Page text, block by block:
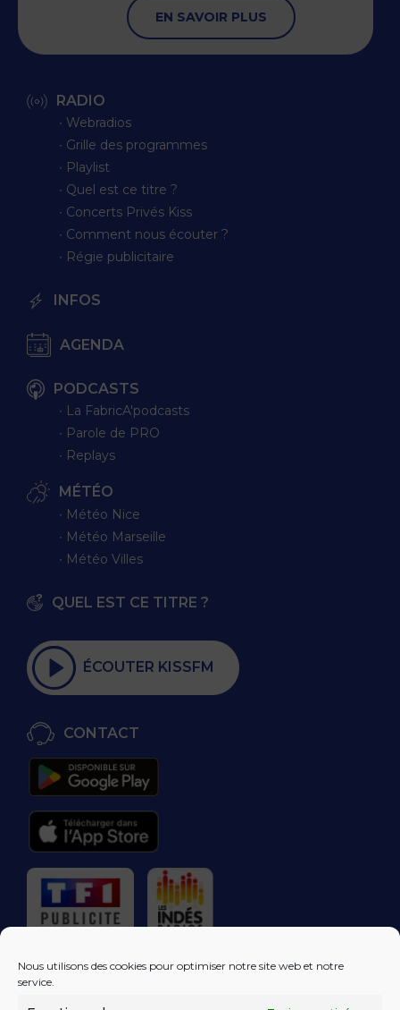
Nous utilisons des cookies pour optimiser notre site web et notre
service.
EN SAVOIR PLUS
RADIO
∙ Webradios
∙ Grille des programmes
∙ Playlist
∙ Quel est ce titre ?
∙ Concerts Privés Kiss
∙ Comment nous écouter ?
∙ Régie publicitaire
INFOS
AGENDA
PODCASTS
∙ La FabricA'podcasts
∙ Parole de PRO
∙ Replays
MÉTÉO
∙ Météo Nice
∙ Météo Marseille
∙ Météo Villes
QUEL EST CE TITRE ?
ÉCOUTER KISSFM
CONTACT
RÉGIE PUBLICITAIRE